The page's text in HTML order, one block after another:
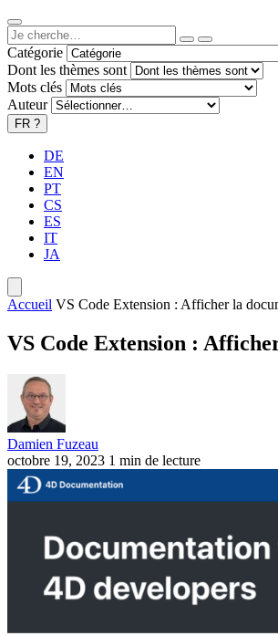
Catégorie
Dont les thèmes sont
Mots clés
Auteur
FR ?
DE
EN
PT
CS
ES
IT
JA
Accueil VS Code Extension : Afficher la
VS Code Extension :
Damien Fuzeau
octobre 19, 2023 1 min de lecture